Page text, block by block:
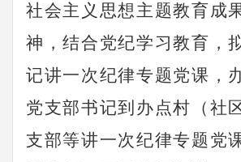
社会主义思想主题教育成
神，结合党纪学习教育，
记讲一次纪律专题党课，
党支部书记到 办点村（社
支部等讲一次纪律专题党